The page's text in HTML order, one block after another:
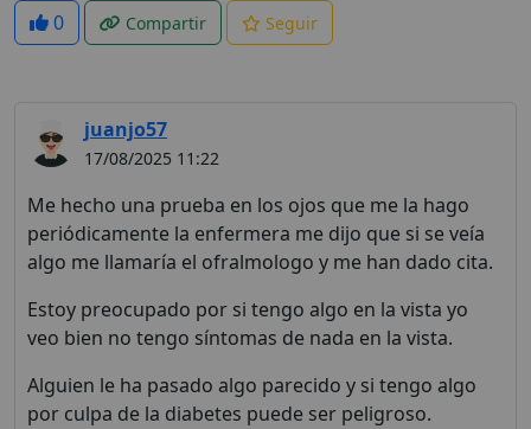
0 Compartir Seguir
juanjo57
17/08/2025 11:22
Me hecho una prueba en los ojos que me la hago
periódicamente la enfermera me dijo que si se veía
algo me llamaría el ofralmologo y me han dado cita.
Estoy preocupado por si tengo algo en la vista yo
veo bien no tengo síntomas de nada en la vista.
Alguien le ha pasado algo parecido y si tengo algo
por culpa de la diabetes puede ser peligroso.